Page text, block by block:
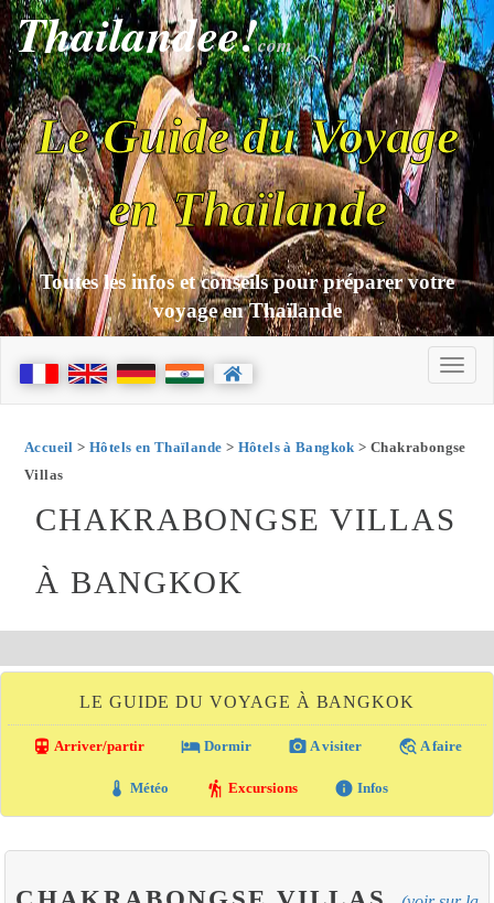
Thailandee!com
Le Guide du Voyage
en Thaïlande
Toutes les infos et conseils pour préparer votre
voyage en Thaïlande
Accueil > Hôtels en Thaïlande > Hôtels à Bangkok > Chakrabongse
Villas
CHAKRABONGSE VILLAS
À BANGKOK
LE GUIDE DU VOYAGE À BANGKOK
directions_transit Arriver/partir local_hotel Dormir photo_camera A visiter travel_explore A faire
thermostat Météo hiking Excursions info Infos